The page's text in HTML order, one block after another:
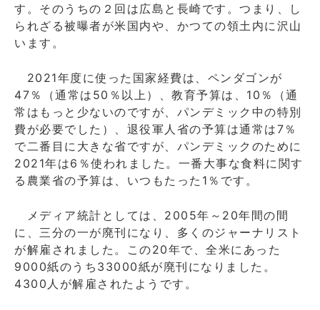
す。そのうちの２回は広島と長崎です。つまり、し
られざる被曝者が米国内や、かつての領土内に沢山
います。
2021年度に使った国家経費は、ペンダゴンが
47％（通常は50％以上）、教育予算は、10％（通
常はもっと少ないのですが、パンデミック中の特別
費が必要でした）、退役軍人省の予算は通常は7％
で二番目に大きな省ですが、パンデミックのために
2021年は6％使われました。一番大事な食料に関す
る農業省の予算は、いつもたった1％です。
メディア統計としては、2005年～20年間の間
に、三分の一が廃刊になり、多くのジャーナリスト
が解雇されました。この20年で、全米にあった
9000紙のうち33000紙が廃刊になりました。
4300人が解雇されたようです。